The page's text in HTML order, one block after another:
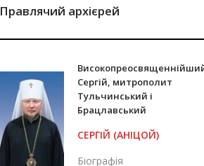
Правлячий архієрей
Сергій, митрополит
Тульчинський і
Брацлавський
СЕРГІЙ (АНІЦОЙ)
Біографія